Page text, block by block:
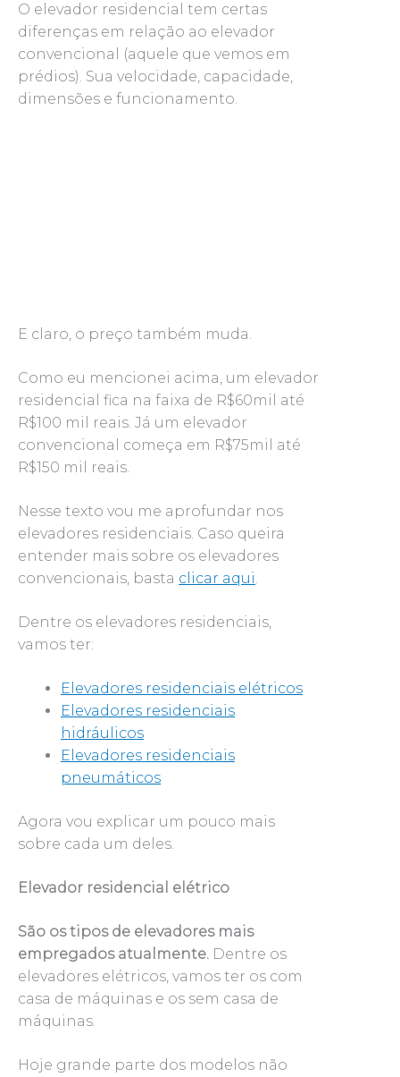
O elevador residencial tem certas
diferenças em relação ao elevador
convencional (aquele que vemos em
prédios). Sua velocidade, capacidade,
dimensões e funcionamento.
E claro, o preço também muda.
Como eu mencionei acima, um elevador
residencial fica na faixa de R$60mil até
R$100 mil reais. Já um elevador
convencional começa em R$75mil até
R$150 mil reais.
Nesse texto vou me aprofundar nos
elevadores residenciais. Caso queira
entender mais sobre os elevadores
convencionais, basta clicar aqui.
Dentre os elevadores residenciais,
vamos ter:
Elevadores residenciais elétricos
Elevadores residenciais
hidráulicos
Elevadores residenciais
pneumáticos
Agora vou explicar um pouco mais
sobre cada um deles.
Elevador residencial elétrico
São os tipos de elevadores mais
empregados atualmente. Dentre os
elevadores elétricos, vamos ter os com
casa de máquinas e os sem casa de
máquinas.
Hoje grande parte dos modelos não